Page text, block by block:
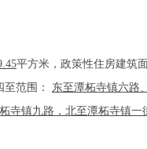
平方米，政策性住房建筑
至范围： 东至潭柘寺镇六路
寺镇九路，北至潭柘寺镇